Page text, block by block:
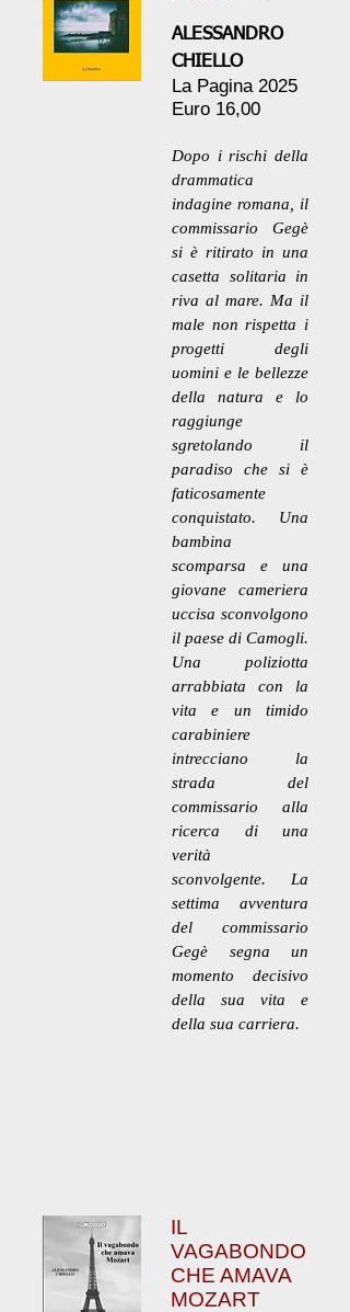
ALESSANDRO
CHIELLO
La Pagina 2025
Euro 16,00
Dopo i rischi della
drammatica
indagine romana, il
commissario Gegè
si è ritirato in una
casetta solitaria in
riva al mare. Ma il
male non rispetta i
progetti degli
uomini e le bellezze
della natura e lo
raggiunge
sgretolando il
paradiso che si è
faticosamente
conquistato. Una
bambina
scomparsa e una
giovane cameriera
uccisa sconvolgono
il paese di Camogli.
Una poliziotta
arrabbiata con la
vita e un timido
carabiniere
intrecciano la
strada del
commissario alla
ricerca di una
verità
sconvolgente. La
settima avventura
del commissario
Gegè segna un
momento decisivo
della sua vita e
della sua carriera.
IL
VAGABONDO
CHE AMAVA
MOZART